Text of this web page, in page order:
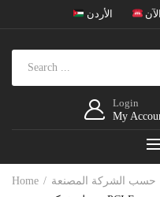
الأردن
Login
My
Home حسب الشركة المصنعة